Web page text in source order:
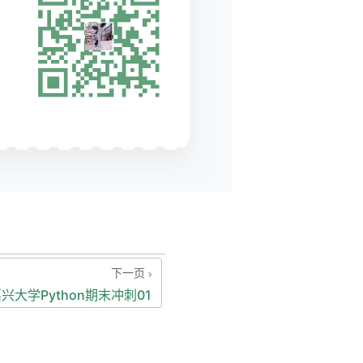
下一页
大学Python期末冲刺01